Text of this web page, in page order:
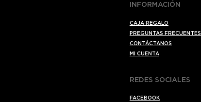
INFORMACIÓN
CAJA REGALO
PREGUNTAS FRECUENTES
CONTÁCTANOS
MI CUENTA
REDES SOCIALES
FACEBOOK